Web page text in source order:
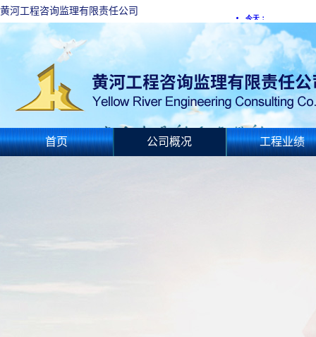
黄河工程咨询监理有限责任公司
首页 公司概况 工程业绩